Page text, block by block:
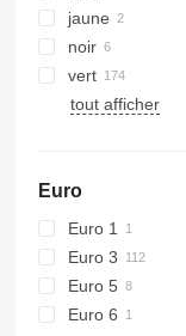
6105
6110 B
6110 M
6110 R
6490
6495
6499
6713
jaune
noir
vert
tout afficher
Euro
Euro 1
Euro 3
Euro 5
Euro 6